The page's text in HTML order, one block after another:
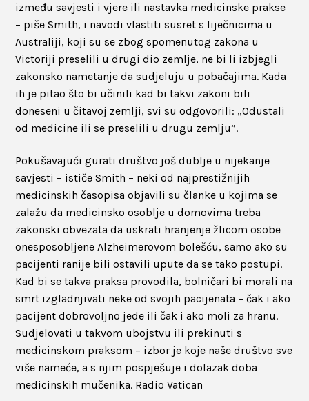
između savjesti i vjere ili nastavka medicinske prakse
– piše Smith, i navodi vlastiti susret s liječnicima u
Australiji, koji su se zbog spomenutog zakona u
Victoriji preselili u drugi dio zemlje, ne bi li izbjegli
zakonsko nametanje da sudjeluju u pobačajima. Kada
ih je pitao što bi učinili kad bi takvi zakoni bili
doneseni u čitavoj zemlji, svi su odgovorili: „Odustali
od medicine ili se preselili u drugu zemlju”.
Pokušavajući gurati društvo još dublje u nijekanje
savjesti – ističe Smith – neki od najprestižnijih
medicinskih časopisa objavili su članke u kojima se
zalažu da medicinsko osoblje u domovima treba
zakonski obvezata da uskrati hranjenje žlicom osobe
onesposobljene Alzheimerovom bolešću, samo ako su
pacijenti ranije bili ostavili upute da se tako postupi.
Kad bi se takva praksa provodila, bolničari bi morali na
smrt izgladnjivati neke od svojih pacijenata – čak i ako
pacijent dobrovoljno jede ili čak i ako moli za hranu.
Sudjelovati u takvom ubojstvu ili prekinuti s
medicinskom praksom – izbor je koje naše društvo sve
više nameće, a s njim pospješuje i dolazak doba
medicinskih mučenika. Radio Vatican